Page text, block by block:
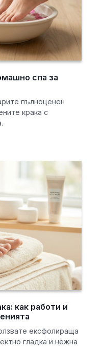
спа за
пълноценен
крака с
как работи и
ексфолираща
гладка и нежна